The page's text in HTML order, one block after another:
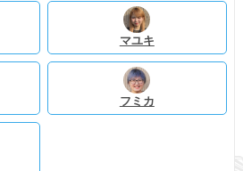
マユキ
フミカ